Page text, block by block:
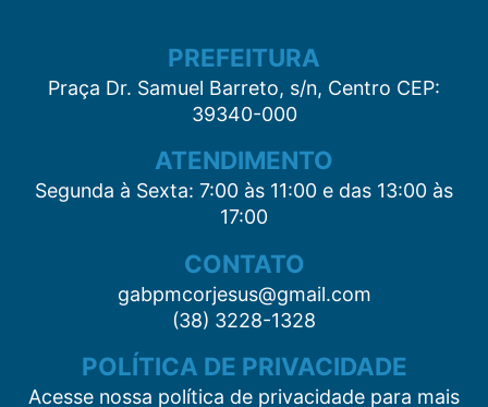
PREFEITURA
Praça Dr. Samuel Barreto, s/n, Centro CEP:
39340-000
ATENDIMENTO
Segunda à Sexta: 7:00 às 11:00 e das 13:00 às
17:00
CONTATO
gabpmcorjesus@gmail.com
(38) 3228-1328
POLÍTICA DE PRIVACIDADE
Acesse nossa política de privacidade para mais